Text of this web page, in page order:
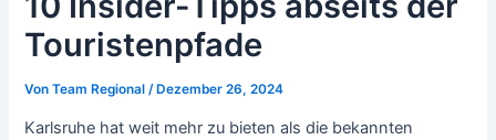
Touristenpfade
VonTeam Regional/ Dezember 26, 2024
Karlsruhe hat weit mehr zu bieten als die bekannten